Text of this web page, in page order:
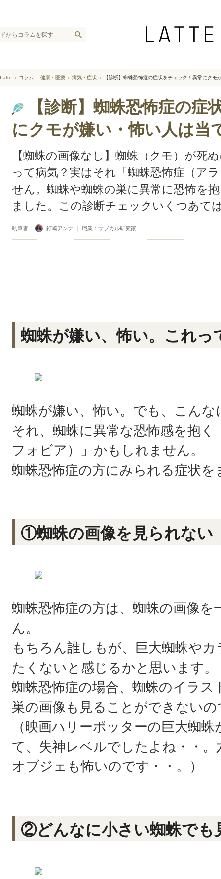
Latte コラム 健康・医療 病気・症状 【診断】蜘蛛恐怖症の症状をチェック！異常にク
【診断】蜘蛛恐怖症の症
にクモが嫌い・怖い人は当
【蜘蛛の画像なし】蜘蛛（クモ）が死
って病気？実はそれ「蜘蛛恐怖症（ア
せん。蜘蛛や蜘蛛の巣に異常に恐怖を
ました。この診断チェックいくつあて
執筆者： 釘崎アンナ ｜ 職業：サブカル研究家
蜘蛛が嫌い、怖い。これっ
蜘蛛が嫌い、怖い。でも、こん
それ、蜘蛛に異常な恐怖感を抱
フォビア）」かもしれません。
蜘蛛恐怖症の方にみられる症状を
①蜘蛛の画像を見られない
蜘蛛恐怖症の方は、蜘蛛の画像
ん。
もちろん誰しもが、巨大蜘蛛や
たくないと感じるかと思います。
蜘蛛恐怖症の場合、蜘蛛のイラ
巣の画像も見ることができないの
（映画ハリーポッターの巨大蜘
て、失神レベルでしたよね・・
オブジェも怖いのです・・。）
②どんなに小さい蜘蛛でも